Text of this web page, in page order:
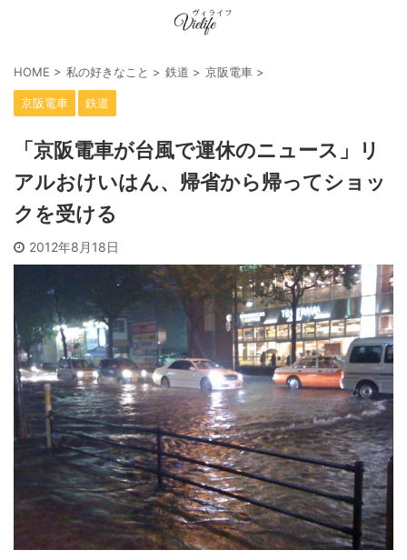
HOME > 私の好きなこと > 鉄道 > 京阪電車 >
京阪電車 鉄道
「京阪電車が台風で運休のニュース」リ
アルおけいはん、帰省から帰ってショッ
クを受ける
2012年8月18日